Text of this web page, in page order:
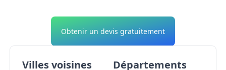
Obtenir un devis gratuitement
Villes voisines Départements